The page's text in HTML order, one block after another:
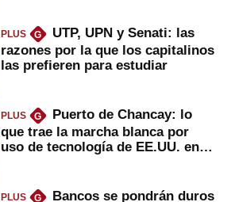
PLUS G
UTP, UPN y Senati: las
razones por la que los capitalinos
las prefieren para estudiar
PLUS G
Puerto de Chancay: lo
que trae la marcha blanca por
uso de tecnología de EE.UU. en
PLUS G
Bancos se pondrán duros